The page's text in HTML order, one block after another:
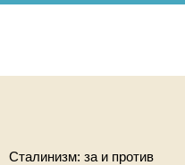
Сталинизм: за и против